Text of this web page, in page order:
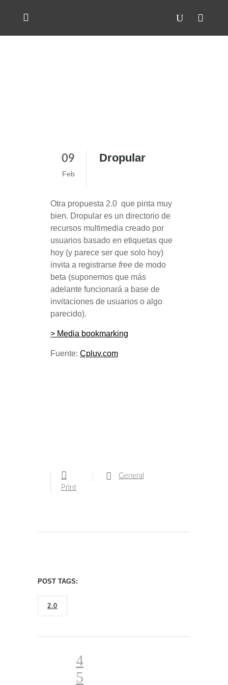
09
Feb
Dropular
Otra propuesta 2.0 que pinta muy
bien. Dropular es un directorio de
recursos multimedia creado por
usuarios basado en etiquetas que
hoy (y parece ser que solo hoy)
invita a registrarse free de modo
beta (suponemos que más
adelante funcionará a base de
invitaciones de usuarios o algo
parecido).
> Media bookmarking
Fuente: Cpluv.com
Print
General
POST TAGS:
2.0